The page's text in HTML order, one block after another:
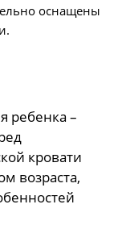
оснащены
ребенка –
кровати
возраста,